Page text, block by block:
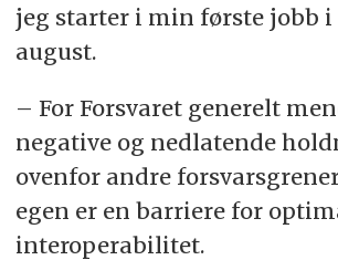
jeg starter i min første jobb i
august.
– For Forsvaretgenerelt
negative og nedlatende
ovenfor andre
egen er en barriere for
interoperabilitet.